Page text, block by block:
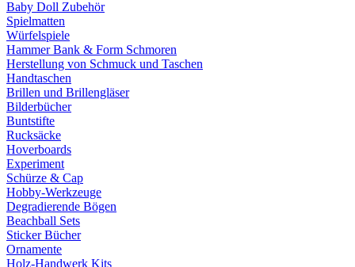
Baby Doll Zubehör
Spielmatten
Würfelspiele
Hammer Bank & Form Schmoren
Herstellung von Schmuck und Taschen
Handtaschen
Brillen und Brillengläser
Bilderbücher
Buntstifte
Rucksäcke
Hoverboards
Experiment
Schürze & Cap
Hobby-Werkzeuge
Degradierende Bögen
Beachball Sets
Sticker Bücher
Ornamente
Holz-Handwerk Kits